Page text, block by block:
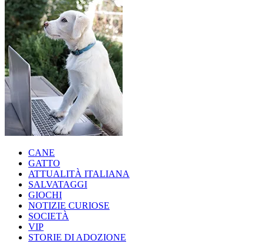
CANE
GATTO
ATTUALITÀ ITALIANA
SALVATAGGI
GIOCHI
NOTIZIE CURIOSE
SOCIETÀ
VIP
STORIE DI ADOZIONE